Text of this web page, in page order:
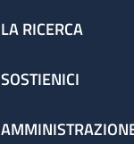
LA RICERCA
SOSTIENICI